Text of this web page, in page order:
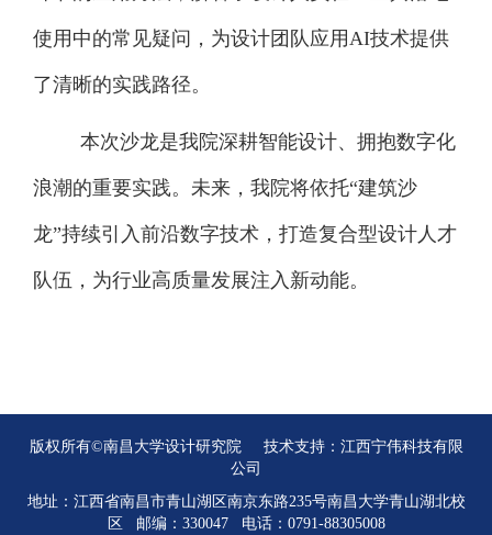
使用中的常见疑问，为设计团队应用AI技术提供
了清晰的实践路径。
本次沙龙是我院深耕智能设计、拥抱数字化
浪潮的重要实践。未来，我院将依托“建筑沙
龙”持续引入前沿数字技术，打造复合型设计人才
队伍，为行业高质量发展注入新动能。
版权所有©南昌大学设计研究院 技术支持： 江西宁伟科技有限
公司
地址：江西省南昌市青山湖区南京东路235号南昌大学青山湖北校
区 邮编：330047 电话：0791-88305008